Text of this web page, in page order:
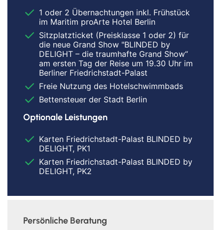
1 oder 2 Übernachtungen inkl. Frühstück
im Maritim proArte Hotel Berlin
Sitzplatzticket (Preisklasse 1 oder 2) für
die neue Grand Show "BLINDED by
DELIGHT – die traumhafte Grand Show“
am ersten Tag der Reise um 19.30 Uhr im
Berliner Friedrichstadt-Palast
Freie Nutzung des Hotelschwimmbads
Bettensteuer der Stadt Berlin
Optionale Leistungen
Karten Friedrichstadt-Palast BLINDED by
DELIGHT, PK1
Karten Friedrichstadt-Palast BLINDED by
DELIGHT, PK2
Persönliche Beratung